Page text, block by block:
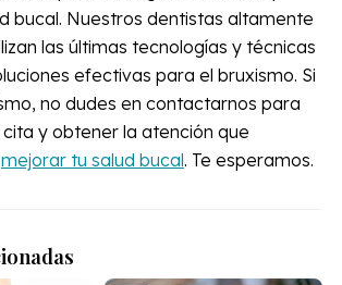
bucal. Nuestros dentistas altamente
las últimas tecnologías y técnicas
efectivas para el bruxismo. Si
no dudes en contactarnos para
y obtener la atención que
mejorar tu salud bucal. Te esperamos.